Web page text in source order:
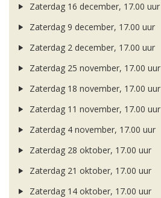
Zaterdag 16 december, 17.00 uur
Zaterdag 9 december, 17.00 uur
Zaterdag 2 december, 17.00 uur
Zaterdag 25 november, 17.00 uur
Zaterdag 18 november, 17.00 uur
Zaterdag 11 november, 17.00 uur
Zaterdag 4 november, 17.00 uur
Zaterdag 28 oktober, 17.00 uur
Zaterdag 21 oktober, 17.00 uur
Zaterdag 14 oktober, 17.00 uur